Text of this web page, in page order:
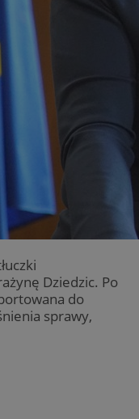
Dziedzic. Po
do
sprawy,